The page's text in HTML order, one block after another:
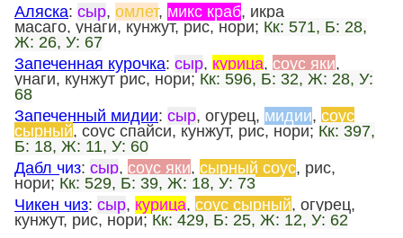
Аляска: сыр, омлет, микс краб, икра
масаго, унаги, кунжут, рис, нори; Кк: 571, Б: 28,
Ж: 26, У: 67
Запеченная курочка: сыр, курица, соус яки,
унаги, кунжут рис, нори; Кк: 596, Б: 32, Ж: 28, У:
68
Запеченный мидии: сыр, огурец, мидии, соус
сырный, соус спайси, кунжут, рис, нори; Кк: 397,
Б: 18, Ж: 11, У: 60
Дабл чиз: сыр, соус яки, сырный соус, рис,
нори; Кк: 529, Б: 39, Ж: 18, У: 73
Чикен чиз: сыр, курица, соус сырный, огурец,
кунжут, рис, нори; Кк: 429, Б: 25, Ж: 12, У: 62